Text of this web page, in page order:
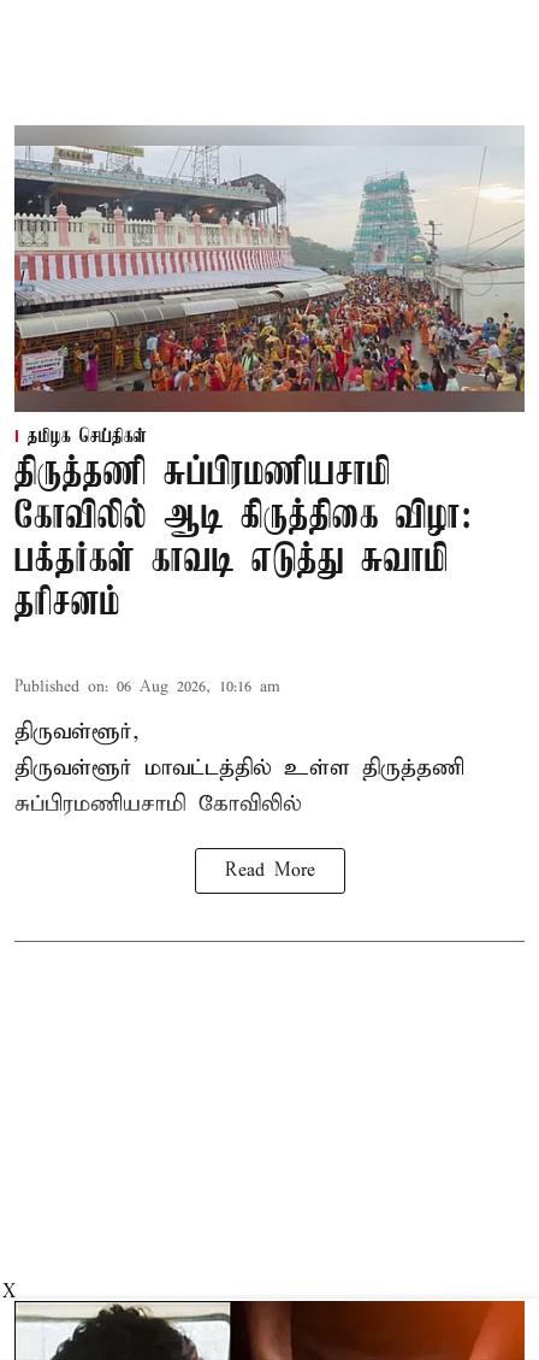
தமிழக செய்திகள்
திருத்தணி சுப்பிரமணியசாமி
கோவிலில் ஆடி கிருத்திகை விழா:
பக்தர்கள் காவடி எடுத்து சுவாமி
தரிசனம்
Published on: 06 Aug 2026, 10:16 am
திருவள்ளூர்,
திருவள்ளூர் மாவட்டத்தில் உள்ள திருத்தணி
சுப்பிரமணியசாமி கோவிலில்
Read More
X